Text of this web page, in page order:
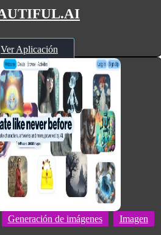
Ver Aplicación
Generación de imágenes Imagen